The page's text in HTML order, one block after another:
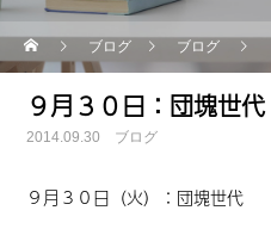
ブログ ブログ
９月３０日：団塊世代
2014.09.30 ブログ
９月３０日（火）：団塊世代